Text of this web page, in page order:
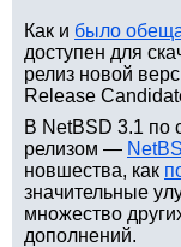
Как и было
доступен для
релиз новой
Release
В NetBSD 3.1 по
релизом —
новшества, как
значительные
множество
дополнений.